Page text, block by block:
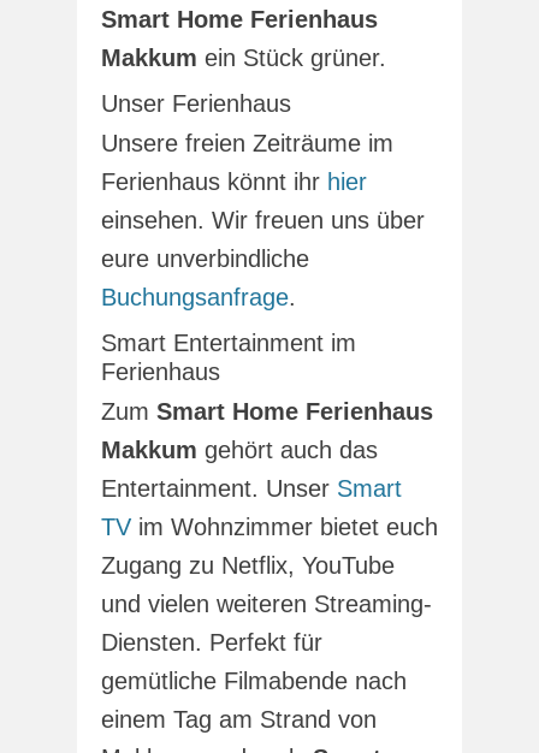
Smart Home Ferienhaus
Makkum ein Stück grüner.
Unser Ferienhaus
Unsere freien Zeiträume im
Ferienhaus könnt ihr hier
einsehen. Wir freuen uns über
eure unverbindliche
Buchungsanfrage.
Smart Entertainment im
Ferienhaus
Zum Smart Home Ferienhaus
Makkum gehört auch das
Entertainment. Unser Smart
TV im Wohnzimmer bietet euch
Zugang zu Netflix, YouTube
und vielen weiteren Streaming-
Diensten. Perfekt für
gemütliche Filmabende nach
einem Tag am Strand von